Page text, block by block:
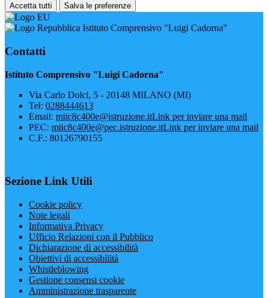
Accetta tutti Salva le preferenze
Istituto Comprensivo "Luigi Cadorna"
Contatti
Istituto Comprensivo "Luigi Cadorna"
Via Carlo Dolci, 5 - 20148 MILANO (MI)
Tel: 0288444613
Email: miic8c400e@istruzione.itLink per inviare una mail
PEC: miic8c400e@pec.istruzione.itLink per inviare una mail
C.F.: 80126790155
Sezione Link Utili
Cookie policy
Note legali
Informativa Privacy
Ufficio Relazioni con il Pubblico
Dichiarazione di accessibilità
Obiettivi di accessibilità
Whistleblowing
Gestione consensi cookie
Amministrazione trasparente